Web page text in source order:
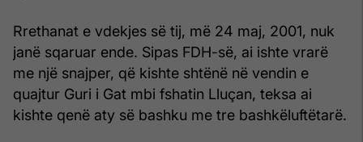
Rrethanat e vdekjes së tij, më 24 maj, 2001, nuk
janë sqaruar ende. Sipas FDH-së, ai ishte vrarë
me një snajper, që kishte shtënë në vendin e
quajtur Guri i Gat mbi fshatin Lluçan, teksa ai
kishte qenë aty së bashku me tre bashkëluftëtarë.